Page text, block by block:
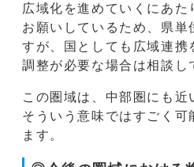
広域化を進めていくにあた
お願いしているため、県単
すが、国としても広域連携
調整が必要な場合は相談し
この圏域は、中部圏にも近
そういう意味ではすごく可
ます。